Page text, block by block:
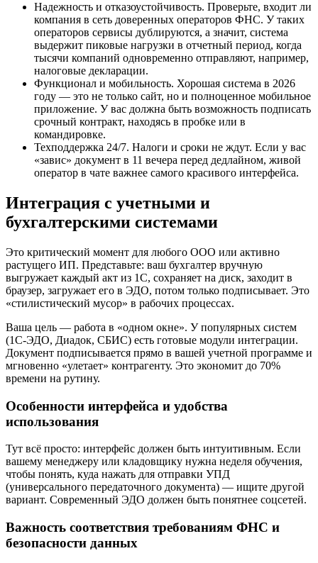
Надежность и отказоустойчивость. Проверьте, входит ли
компания в сеть доверенных операторов ФНС. У таких
операторов сервисы дублируются, а значит, система
выдержит пиковые нагрузки в отчетный период, когда
тысячи компаний одновременно отправляют, например,
налоговые декларации.
Функционал и мобильность. Хорошая система в 2026
году — это не только сайт, но и полноценное мобильное
приложение. У вас должна быть возможность подписать
срочный контракт, находясь в пробке или в
командировке.
Техподдержка 24/7. Налоги и сроки не ждут. Если у вас
«завис» документ в 11 вечера перед дедлайном, живой
оператор в чате важнее самого красивого интерфейса.
Интеграция с учетными и
бухгалтерскими системами
Это критический момент для любого ООО или активно
растущего ИП. Представьте: ваш бухгалтер вручную
выгружает каждый акт из 1С, сохраняет на диск, заходит в
браузер, загружает его в ЭДО, потом только подписывает. Это
«стилистический мусор» в рабочих процессах.
Ваша цель — работа в «одном окне». У популярных систем
(1С-ЭДО, Диадок, СБИС) есть готовые модули интеграции.
Документ подписывается прямо в вашей учетной программе и
мгновенно «улетает» контрагенту. Это экономит до 70%
времени на рутину.
Особенности интерфейса и удобства
использования
Тут всё просто: интерфейс должен быть интуитивным. Если
вашему менеджеру или кладовщику нужна неделя обучения,
чтобы понять, куда нажать для отправки УПД
(универсального передаточного документа) — ищите другой
вариант. Современный ЭДО должен быть понятнее соцсетей.
Важность соответствия требованиям ФНС и
безопасности данных